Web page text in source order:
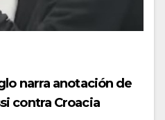
narra anotación de
contra Croacia